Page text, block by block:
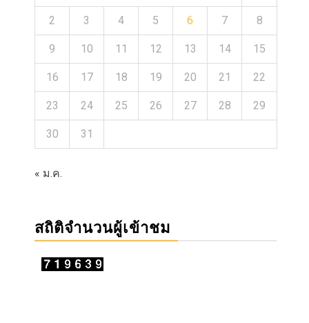
2 3 4 5 6 7 8
9 10 11 12 13 14 15
16 17 18 19 20 21 22
23 24 25 26 27 28 29
30 31
« ม.ค.
สถิติจำนวนผู้เข้าชม